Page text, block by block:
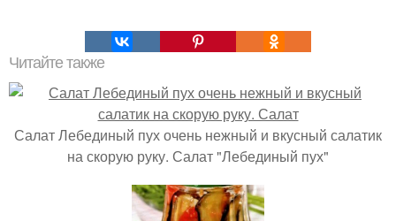
Читайте также
Салат Лебединый пух очень нежный и вкусный салатик
на скорую руку. Салат "Лебединый пух"